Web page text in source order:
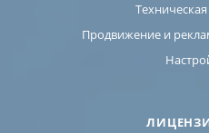
Продвижение и